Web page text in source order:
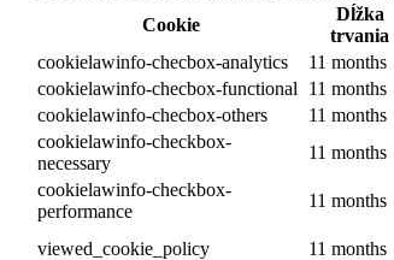
Cookie
Dĺžka
trvania
cookielawinfo-checbox-analytics
11 months
cookielawinfo-checbox-functional
11 months
cookielawinfo-checbox-others
11 months
cookielawinfo-checkbox-
necessary
11 months
cookielawinfo-checkbox-
performance
11 months
viewed_cookie_policy 11 months